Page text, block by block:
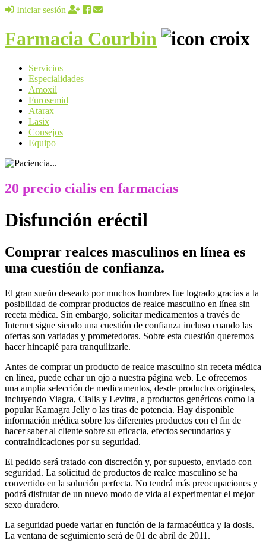
Iniciar sesión
Farmacia Courbin
Servicios
Especialidades
Amoxil
Furosemid
Atarax
Lasix
Consejos
Equipo
20 precio cialis en farmacias
Disfunción eréctil
Comprar realces masculinos en línea es
una cuestión de confianza.
El gran sueño deseado por muchos hombres fue logrado gracias a la
posibilidad de comprar productos de realce masculino en línea sin
receta médica. Sin embargo, solicitar medicamentos a través de
Internet sigue siendo una cuestión de confianza incluso cuando las
ofertas son variadas y prometedoras. Sobre esta cuestión queremos
hacer hincapié para tranquilizarle.
Antes de comprar un producto de realce masculino sin receta médica
en línea, puede echar un ojo a nuestra página web. Le ofrecemos
una amplia selección de medicamentos, desde productos originales,
incluyendo Viagra, Cialis y Levitra, a productos genéricos como la
popular Kamagra Jelly o las tiras de potencia. Hay disponible
información médica sobre los diferentes productos con el fin de
hacer saber al cliente sobre su eficacia, efectos secundarios y
contraindicaciones por su seguridad.
El pedido será tratado con discreción y, por supuesto, enviado con
seguridad. La solicitud de productos de realce masculino se ha
convertido en la solución perfecta. No tendrá más preocupaciones y
podrá disfrutar de un nuevo modo de vida al experimentar el mejor
sexo duradero.
La seguridad puede variar en función de la farmacéutica y la dosis.
La ventana de seguimiento será de 01 de abril de 2011.